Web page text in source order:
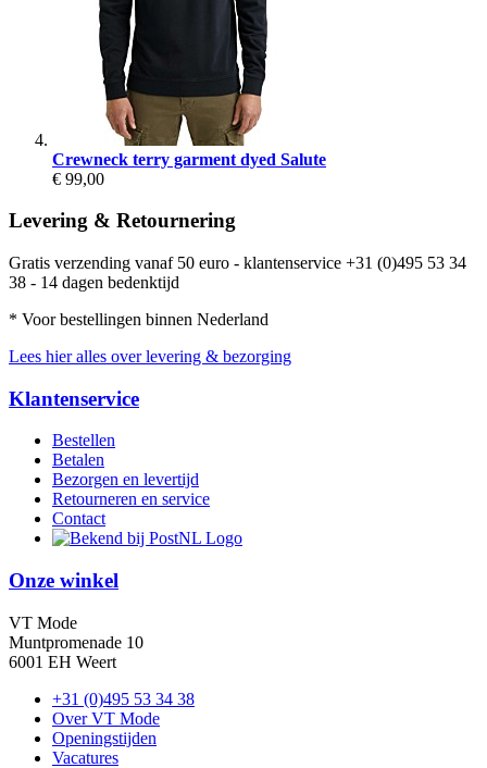
Crewneck terry garment dyed Salute
€ 99,00
Levering & Retournering
Gratis verzending vanaf 50 euro - klantenservice +31 (0)495 53 34
38 - 14 dagen bedenktijd
* Voor bestellingen binnen Nederland
Lees hier alles over levering & bezorging
Klantenservice
Bestellen
Betalen
Bezorgen en levertijd
Retourneren en service
Contact
Onze winkel
VT Mode
Muntpromenade 10
6001 EH Weert
+31 (0)495 53 34 38
Over VT Mode
Openingstijden
Vacatures